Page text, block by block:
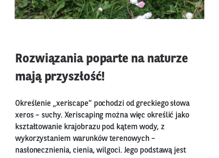
Rozwiązania poparte na naturze
mają przyszłość!
Określenie „xeriscape” pochodzi od greckiego słowa
xeros – suchy. Xeriscaping można więc określić jako
kształtowanie krajobrazu pod kątem wody, z
wykorzystaniem warunków terenowych –
nasłonecznienia, cienia, wilgoci. Jego podstawą jest